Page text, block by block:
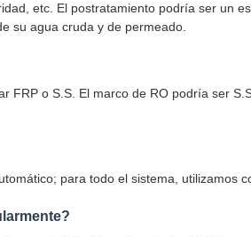
etc. El postratamiento podría ser un
su agua cruda y de permeado.
FRP o S.S. El marco de RO podría ser
para todo el sistema, utilizamos